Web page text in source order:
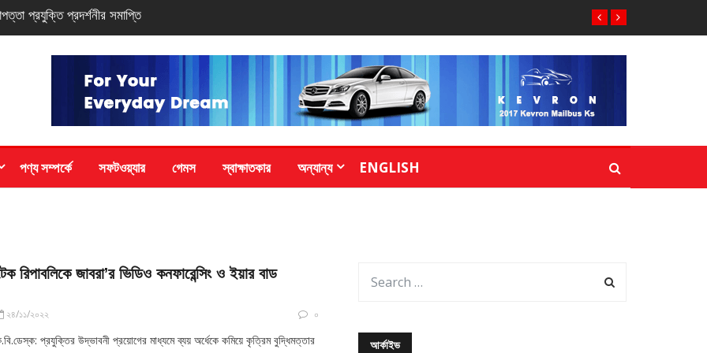
সিরিজ স্মার্টফোন
পণ্য সম্পর্কে সফটওয়্যার গেমস স্বাক্ষাতকার অন্যান্য ENGLISH
রিপাবলিকে জাবরা’র ভিডিও কনফারেন্সিং ও ইয়ার বাড
২৪/১১/২০২২ ০
প্রযুক্তির উদ্ভাবনী প্রয়োগের মাধ্যমে ব্যয় অর্ধেকে কমিয়ে কৃত্রিম বুদ্ধিমত্তার
আর্কাইভ